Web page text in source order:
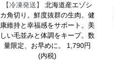
【冷凍発送】
北海道産エゾシ
カ角切り。鮮度抜群の生肉。健
康維持と幸福感をサポート。美
しい毛並みと体調をキープ。数
量限定、お早めに。 1,790円
(内税)